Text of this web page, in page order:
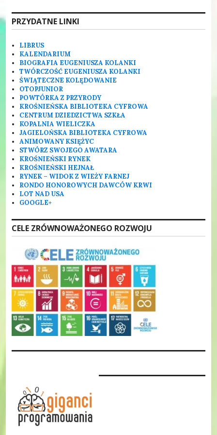
PRZYDATNE LINKI
LIBRUS
KALENDARIUM
BIOGRAFIA EUGENIUSZA KOLANKI
TWÓRCZOŚĆ EUGENIUSZA KOLANKI
ŚWIĄTECZNE KOLĘDOWANIE
OTOPJUNIOR
POWTÓRKA Z PRZYRODY
KROŚNIEŃSKA BIBLIOTEKA CYFROWA
CENTRUM DZIEDZICTWA SZKŁA
KOPALNIA WIELICZKA
JAGIELOŃSKA BIBLIOTEKA CYFROWA
ANIMOWANY KSIĘŻYC
STWÓRZ SWOJEGO AWATARA
KROŚNIEŃSKI RYNEK
KROŚNIEŃSKI HEJNAŁ
RYNEK – WIDOK Z WIEŻY FARNEJ
RONDO HONOROWYCH DAWCÓW KRWI
LOT NAD USA
GOOGLE+
CELE ZRÓWNOWAŻONEGO ROZWOJU